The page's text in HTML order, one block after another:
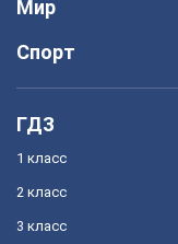
Мир
Спорт
ГДЗ
1 класс
2 класс
3 класс